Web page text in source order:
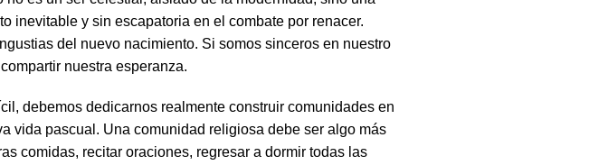
inevitable y sin escapatoria en el combate por renacer.
del nuevo nacimiento. Si somos sinceros en nuestro
nuestra esperanza.
debemos dedicarnos realmente construir comunidades en
vida pascual. Una comunidad religiosa debe ser algo más
comidas, recitar oraciones, regresar a dormir todas las